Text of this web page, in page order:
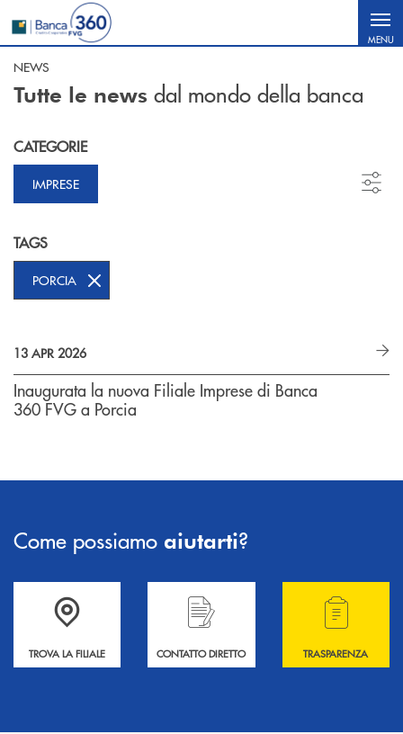
Salta al contenuto principale
MENU
NEWS
Tutte le news dal mondo della banca
CATEGORIE
IMPRESE
TAGS
PORCIA
13 APR 2026
Inaugurata la nuova Filiale Imprese di Banca
360 FVG a Porcia
Come possiamo aiutarti?
Accedi all' elenco completo delle filiali .
TROVA LA FILIALE
Hai bisogno di informazioni? Contattaci !
CONTATTO DIRETTO
Hai bisogno di
TRASPARENZA